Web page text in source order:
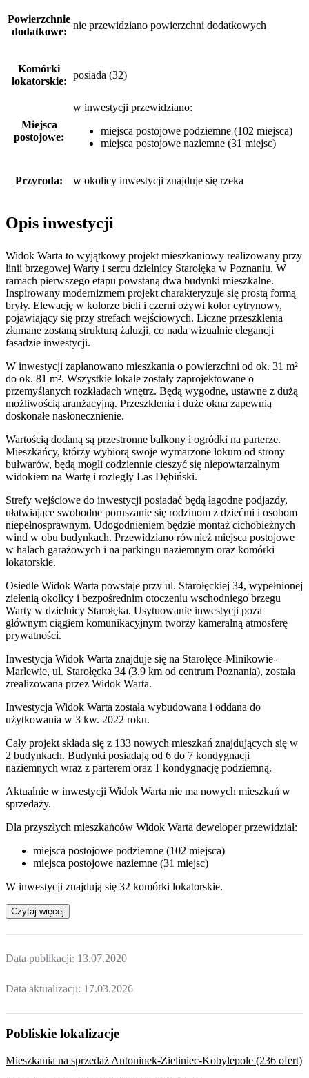
Powierzchnie
dodatkowe:
nie przewidziano powierzchni dodatkowych
Komórki
lokatorskie:
posiada (32)
Miejsca
postojowe:
w inwestycji przewidziano:
miejsca postojowe podziemne (102 miejsca)
miejsca postojowe naziemne (31 miejsc)
Przyroda: w okolicy inwestycji znajduje się rzeka
Opis inwestycji
Widok Warta to wyjątkowy projekt mieszkaniowy realizowany przy
linii brzegowej Warty i sercu dzielnicy Starołęka w Poznaniu. W
ramach pierwszego etapu powstaną dwa budynki mieszkalne.
Inspirowany modernizmem projekt charakteryzuje się prostą formą
bryły. Elewację w kolorze bieli i czerni ożywi kolor cytrynowy,
pojawiający się przy strefach wejściowych. Liczne przeszklenia
złamane zostaną strukturą żaluzji, co nada wizualnie elegancji
fasadzie inwestycji.
W inwestycji zaplanowano mieszkania o powierzchni od ok. 31 m²
do ok. 81 m². Wszystkie lokale zostały zaprojektowane o
przemyślanych rozkładach wnętrz. Będą wygodne, ustawne z dużą
możliwością aranżacyjną. Przeszklenia i duże okna zapewnią
doskonałe nasłonecznienie.
Wartością dodaną są przestronne balkony i ogródki na parterze.
Mieszkańcy, którzy wybiorą swoje wymarzone lokum od strony
bulwarów, będą mogli codziennie cieszyć się niepowtarzalnym
widokiem na Wartę i rozległy Las Dębiński.
Strefy wejściowe do inwestycji posiadać będą łagodne podjazdy,
ułatwiające swobodne poruszanie się rodzinom z dziećmi i osobom
niepełnosprawnym. Udogodnieniem będzie montaż cichobieżnych
wind w obu budynkach. Przewidziano również miejsca postojowe
w halach garażowych i na parkingu naziemnym oraz komórki
lokatorskie.
Osiedle Widok Warta powstaje przy ul. Starołęckiej 34, wypełnionej
zielenią okolicy i bezpośrednim otoczeniu wschodniego brzegu
Warty w dzielnicy Starołęka. Usytuowanie inwestycji poza
głównym ciągiem komunikacyjnym tworzy kameralną atmosferę
prywatności.
Inwestycja Widok Warta znajduje się na Starołęce-Minikowie-
Marlewie, ul. Starołęcka 34 (3.9 km od centrum Poznania), została
zrealizowana przez Widok Warta.
Inwestycja Widok Warta została wybudowana i oddana do
użytkowania w 3 kw. 2022 roku.
Cały projekt składa się z 133 nowych mieszkań znajdujących się w
2 budynkach. Budynki posiadają od 6 do 7 kondygnacji
naziemnych wraz z parterem oraz 1 kondygnację podziemną.
Aktualnie w inwestycji Widok Warta nie ma nowych mieszkań w
sprzedaży.
Dla przyszłych mieszkańców Widok Warta deweloper przewidział:
miejsca postojowe podziemne (102 miejsca)
miejsca postojowe naziemne (31 miejsc)
W inwestycji znajdują się 32 komórki lokatorskie.
Czytaj więcej
Data publikacji: 13.07.2020
Data aktualizacji: 17.03.2026
Pobliskie lokalizacje
Mieszkania na sprzedaż Antoninek-Zieliniec-Kobylepole (236 ofert)